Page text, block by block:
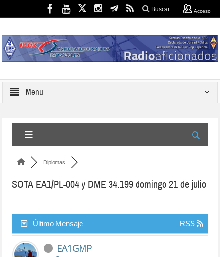
Buscar Acceso
Menu
Diplomas
SOTA EA1/PL-004 y DME 34.199 domingo 21 de julio
Último Mensaje RSS
EA1GMP